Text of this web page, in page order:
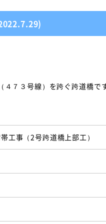
４７３号線）を跨ぐ跨道橋で
事（2号跨道橋上部工）